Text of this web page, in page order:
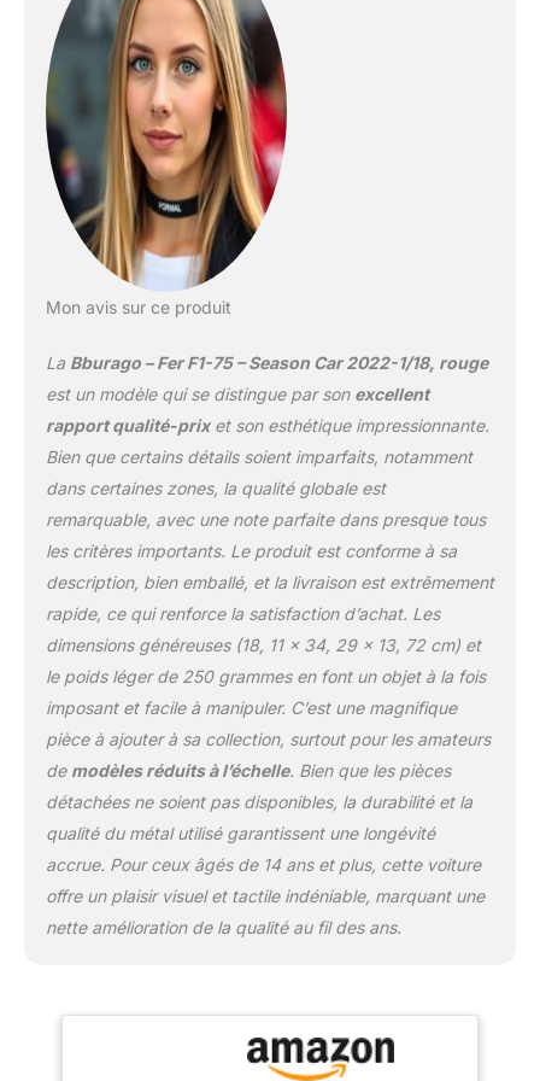
votre enfant, à celui d’un
couple d’amis ou autres
pour noël ou un
anniversaire ? Eh bien,
n’attendez plus ! Ce
véhicule est fait pour
vous ! AGE : Ce véhicule
est adapté aux enfants
de 14 ans ou plus ! Et
vous savez pourquoi ? A
EMERVEILLEMENT :
Votre enfant est resté
bouche bée devant la
grandeur d'une machine
utilitaire qui est passée
dans la rue ou à la
télévision ? Offrez lui en
version miniature
BBURAGO - MAISTO :
Les marques
emblématiques de
Véhicules en Modèles
Réduits - Sous Licence
Constructeurs
Automobiles Mondiaux.
Contribue à la croissance
des Enfants du monde
Adultes.
Mon avis sur ce produit
La Bburago – Fer F1-75 – Season Car 2022-1/18, rouge
est un modèle qui se distingue par son excellent
rapport qualité-prixet son esthétique impressionnante.
Bien que certains détails soient imparfaits, notamment
dans certaines zones, la qualité globale est
remarquable, avec une note parfaite dans presque tous
les critères importants. Le produit est conforme à sa
description, bien emballé, et la livraison est extrêmement
rapide, ce qui renforce la satisfaction d’achat. Les
dimensions généreuses (18, 11 x 34, 29 x 13, 72 cm) et
le poids léger de 250 grammes en font un objet à la fois
imposant et facile à manipuler. C’est une magnifique
pièce à ajouter à sa collection, surtout pour les amateurs
de modèles réduits à l’échelle. Bien que les pièces
détachées ne soient pas disponibles, la durabilité et la
qualité du métal utilisé garantissent une longévité
accrue. Pour ceux âgés de 14 ans et plus, cette voiture
offre un plaisir visuel et tactile indéniable, marquant une
nette amélioration de la qualité au fil des ans.